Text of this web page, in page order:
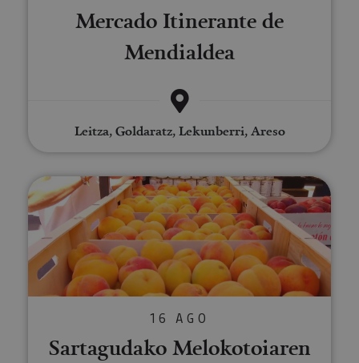
Mercado Itinerante de
Mendialdea
Leitza, Goldaratz, Lekunberri, Areso
Sartagudako Melokotoiaren
16 AGO
Sartagudako Melokotoiaren